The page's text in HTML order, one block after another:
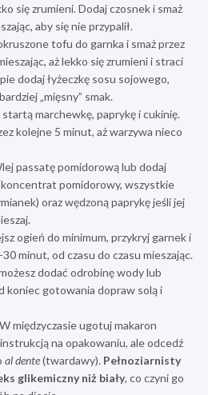
się zrumieni. Dodaj czosnek i smaż
aby się nie przypalił.
tofu do garnka i smaż przez
aż lekko się zrumieni i straci
dodaj łyżeczkę sosu sojowego,
„mięsny” smak.
startą marchewkę, paprykę i cukinię.
kolejne 5 minut, aż warzywa nieco
passatę pomidorową lub dodaj
koncentrat pomidorowy, wszystkie
oraz wędzoną paprykę jeśli jej
ogień do minimum, przykryj garnek i
minut, od czasu do czasu mieszając.
dodać odrobinę wody lub
koniec gotowania dopraw solą i
W międzyczasie ugotuj makaron
na opakowaniu, ale odcedź
al dente(twardawy). Pełnoziarnisty
glikemiczny niż biały, co czyni go